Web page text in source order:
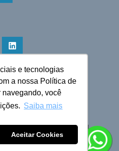
e tecnologias
a nossa Política de
navegando, você
Saiba mais
Aceitar Cookies
© 2025 Cruzeiro do Sul